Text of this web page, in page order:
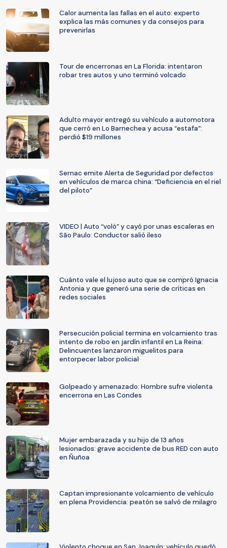
Calor aumenta las fallas en el auto: experto
explica las más comunes y da consejos para
prevenirlas
Tour de encerronas en La Florida: intentaron
robar tres autos y uno terminó volcado
Adulto mayor entregó su vehículo a automotora
que cerró en Lo Barnechea y acusa “estafa”:
perdió $19 millones
Sernac emite Alerta de Seguridad por defectos
en vehículos de marca china: “Deficiencia en el riel
del piloto”
VIDEO | Auto “voló” y cayó por unas escaleras en
São Paulo: Conductor salió ileso
Cuánto vale el lujoso auto que se compró Ignacia
Antonia y que generó una serie de críticas en
redes sociales
Persecución policial termina en volcamiento tras
intento de robo en jardín infantil en La Reina:
Delincuentes lanzaron miguelitos para
entorpecer labor policial
Golpeado y amenazado: Hombre sufre violenta
encerrona en Las Condes
Mujer embarazada y su hijo de 13 años
lesionados: grave accidente de bus RED con auto
en Ñuñoa
Captan impresionante volcamiento de vehículo
en plena Providencia: peatón se salvó de milagro